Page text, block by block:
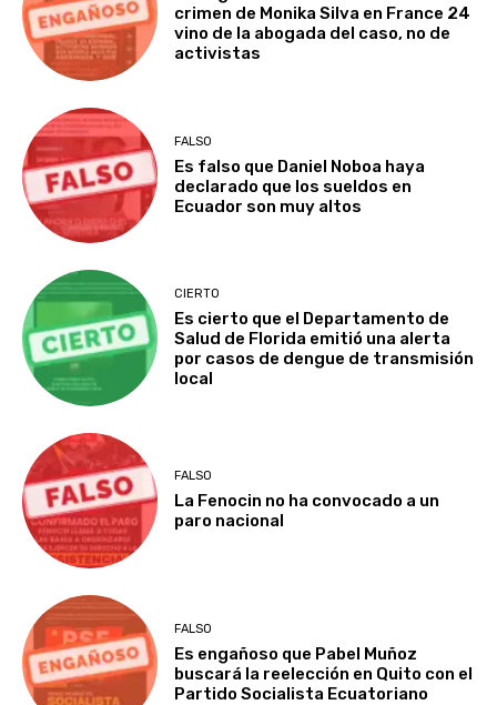
crimen de Monika Silva en France 24
vino de la abogada del caso, no de
activistas
FALSO
Es falso que Daniel Noboa haya
declarado que los sueldos en
Ecuador son muy altos
CIERTO
Es cierto que el Departamento de
Salud de Florida emitió una alerta
por casos de dengue de transmisión
local
FALSO
La Fenocin no ha convocado a un
paro nacional
FALSO
Es engañoso que Pabel Muñoz
buscará la reelección en Quito con el
Partido Socialista Ecuatoriano